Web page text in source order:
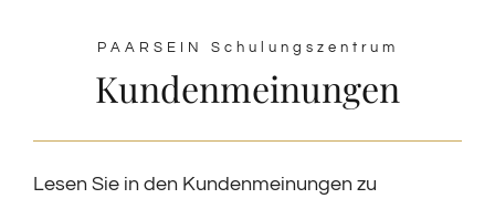
PAARSEIN Schulungszentrum
Kundenmeinungen
Lesen Sie in den Kundenmeinungen zu